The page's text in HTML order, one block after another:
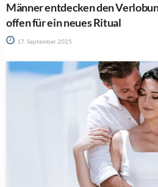
Männer entdecken den
offen für ein neues Ritual
17. September 2025